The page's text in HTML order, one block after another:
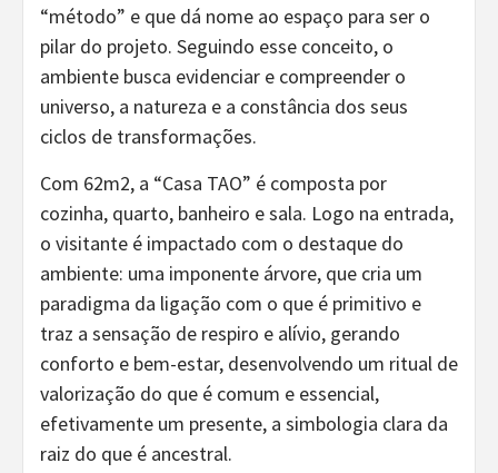
“método” e que dá nome ao espaço para ser o
pilar do projeto. Seguindo esse conceito, o
ambiente busca evidenciar e compreender o
universo, a natureza e a constância dos seus
ciclos de transformações.
Com 62m2, a “Casa TAO” é composta por
cozinha, quarto, banheiro e sala. Logo na entrada,
o visitante é impactado com o destaque do
ambiente: uma imponente árvore, que cria um
paradigma da ligação com o que é primitivo e
traz a sensação de respiro e alívio, gerando
conforto e bem-estar, desenvolvendo um ritual de
valorização do que é comum e essencial,
efetivamente um presente, a simbologia clara da
raiz do que é ancestral.